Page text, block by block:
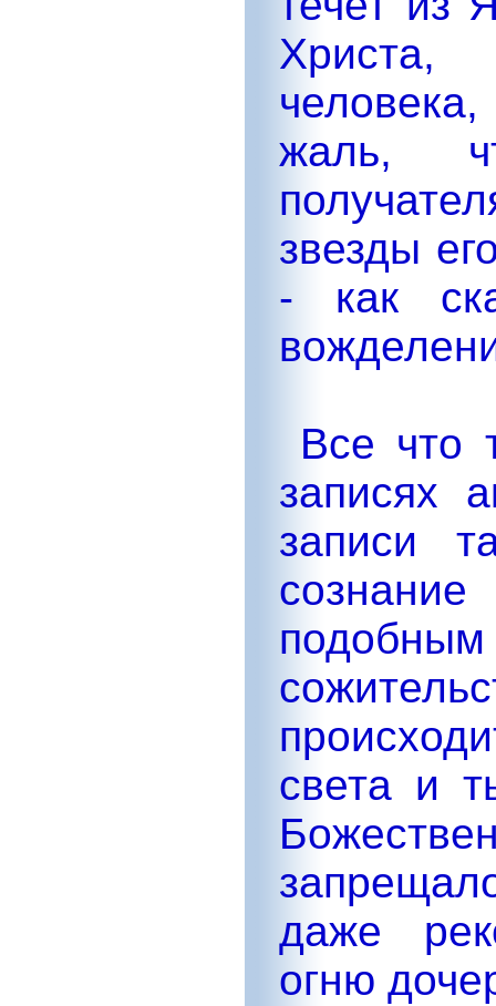
Христа,
жаль,
звезды
- как
Все что
записях
записи
света и
даже
огню